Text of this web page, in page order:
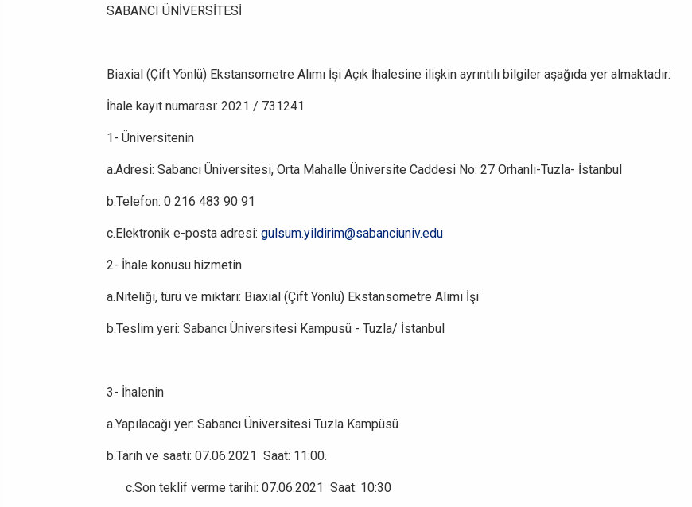
SABANCI ÜNİVERSİTESİ
Biaxial (Çift Yönlü) Ekstansometre Alımı İşi Açık İhalesine ilişkin ayrıntılı bilgiler aşağıda yer almaktadır:
İhale kayıt numarası: 2021 / 731241
1- Üniversitenin
a.Adresi: Sabancı Üniversitesi, Orta Mahalle Üniversite Caddesi No: 27 Orhanlı-Tuzla- İstanbul
b.Telefon: 0 216 483 90 91
c.Elektronik e-posta adresi: gulsum.yildirim@sabanciuniv.edu
2- İhale konusu hizmetin
a.Niteliği, türü ve miktarı: Biaxial (Çift Yönlü) Ekstansometre Alımı İşi
b.Teslim yeri: Sabancı Üniversitesi Kampusü - Tuzla/ İstanbul
3- İhalenin
a.Yapılacağı yer: Sabancı Üniversitesi Tuzla Kampüsü
b.Tarih ve saati: 07.06.2021 Saat: 11:00.
c.Son teklif verme tarihi: 07.06.2021 Saat: 10:30